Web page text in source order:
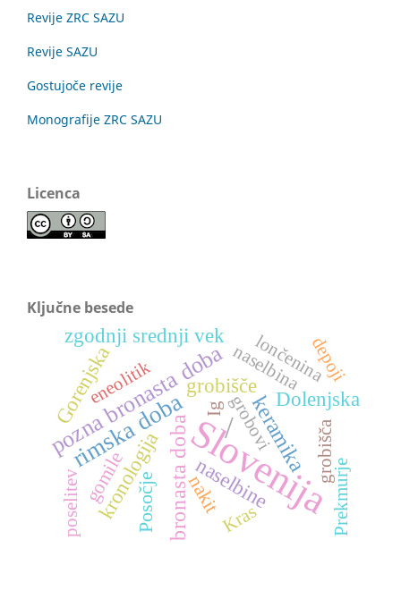
Revije ZRC SAZU
Revije SAZU
Gostujoče revije
Monografije ZRC SAZU
Licenca
Ključne besede
Slovenija
/
rimska doba
pozna bronasta doba
bronasta doba keramika
zgodnji srednji vek
kronologija
Dolenjska
Gorenjska
naselbine
grobišče
Posočje
gomile nakit
grobišča
poselitev
naselbina
grobovi
lončenina
Kras
depoji
Ig
Prekmurje
eneolitik